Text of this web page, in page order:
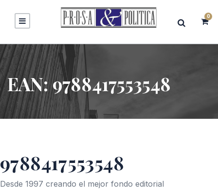
0
EAN:9788417553548
9788417553548
Desde 1997 creando el mejor fondo editorial